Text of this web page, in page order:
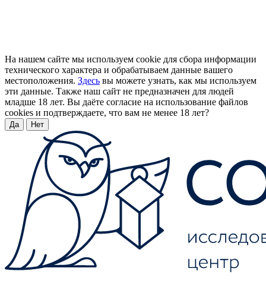
На нашем сайте мы используем cookie для сбора информации
технического характера и обрабатываем данные вашего
местоположения. Здесь вы можете узнать, как мы используем
эти данные. Также наш сайт не предназначен для людей
младше 18 лет. Вы даёте согласие на использование файлов
cookies и подтверждаете, что вам не менее 18 лет?
Да Нет